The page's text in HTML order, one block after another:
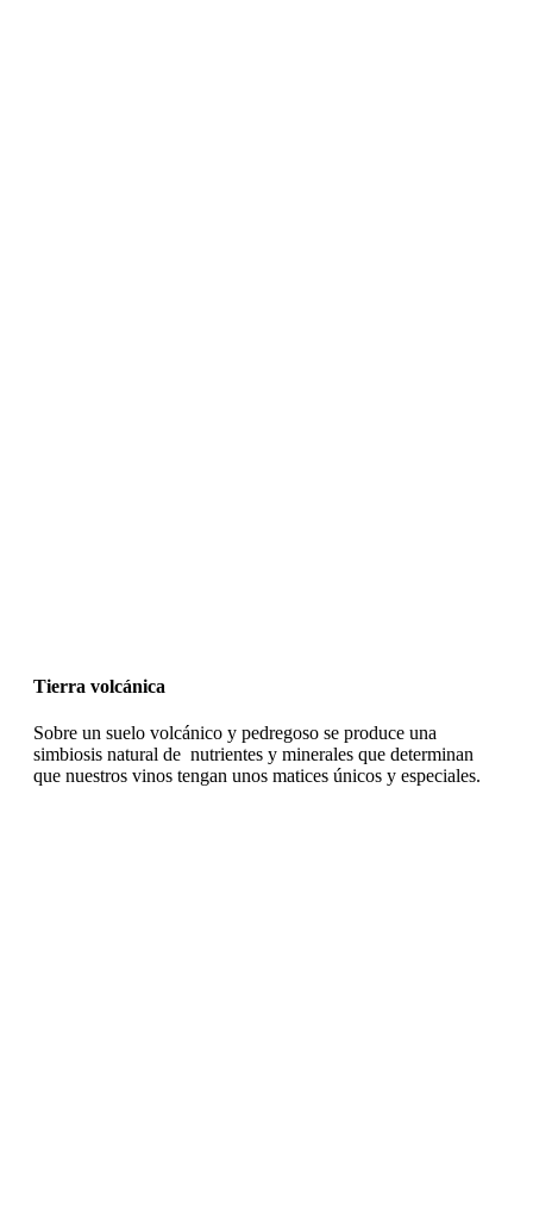
Tierra volcánica
Sobre un suelo volcánico y pedregoso se produce una
simbiosis natural de nutrientes y minerales que determinan
que nuestros vinos tengan unos matices únicos y especiales.